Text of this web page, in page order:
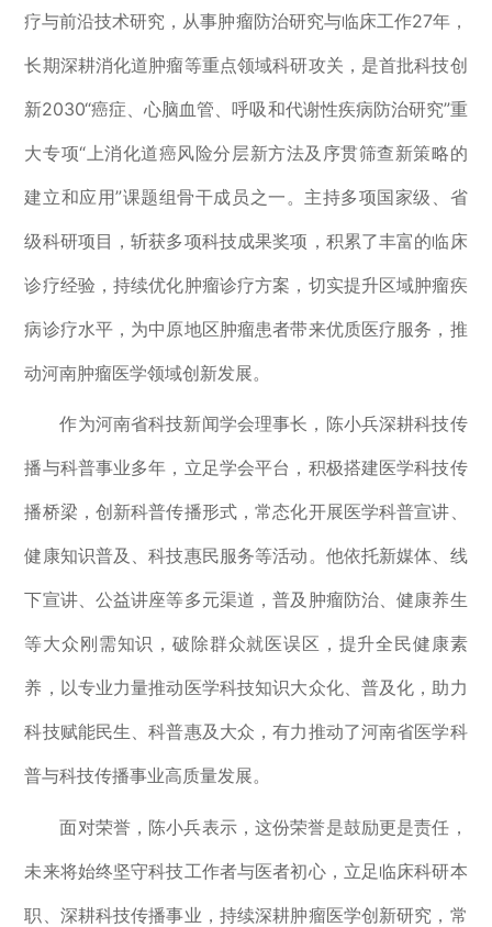
疗与前沿技术研究，从事肿瘤防治研究与临床工作27年，
长期深耕消化道肿瘤等重点领域科研攻关，是首批科技创
新2030“癌症、心脑血管、呼吸和代谢性疾病防治研究”重
大专项“上消化道癌风险分层新方法及序贯筛查新策略的
建立和应用”课题组骨干成员之一。主持多项国家级、省
级科研项目，斩获多项科技成果奖项，积累了丰富的临床
诊疗经验，持续优化肿瘤诊疗方案，切实提升区域肿瘤疾
病诊疗水平，为中原地区肿瘤患者带来优质医疗服务，推
动河南肿瘤医学领域创新发展。
作为河南省科技新闻学会理事长，陈小兵深耕科技传
播与科普事业多年，立足学会平台，积极搭建医学科技传
播桥梁，创新科普传播形式，常态化开展医学科普宣讲、
健康知识普及、科技惠民服务等活动。他依托新媒体、线
下宣讲、公益讲座等多元渠道，普及肿瘤防治、健康养生
等大众刚需知识，破除群众就医误区，提升全民健康素
养，以专业力量推动医学科技知识大众化、普及化，助力
科技赋能民生、科普惠及大众，有力推动了河南省医学科
普与科技传播事业高质量发展。
面对荣誉，陈小兵表示，这份荣誉是鼓励更是责任，
未来将始终坚守科技工作者与医者初心，立足临床科研本
职、深耕科技传播事业，持续深耕肿瘤医学创新研究，常